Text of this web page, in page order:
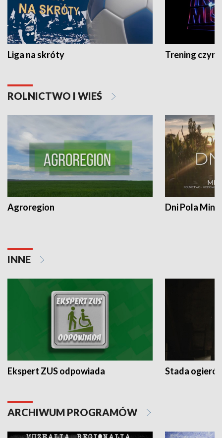
Liga na skróty Trening czyni
ROLNICTWO I WIEŚ
Agroregion Dni Pola
INNE
Ekspert ZUS odpowiada Stada
ARCHIWUM PROGRAMÓW